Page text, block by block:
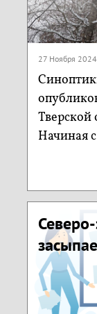
27 Ноября
Тверской
Начиная